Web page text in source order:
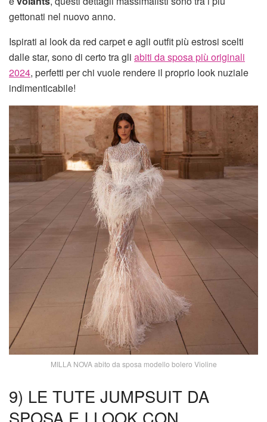
gettonati nel nuovo anno.
Ispirati ai look da red carpet e agli outfit più estrosi scelti
dalle star, sono di certo tra gli abiti da sposa più originali
2024, perfetti per chi vuole rendere il proprio look nuziale
indimenticabile!
MILLA NOVA abito da sposa modello bolero Violine
9) LE TUTE JUMPSUIT DA
SPOSA E I LOOK CON